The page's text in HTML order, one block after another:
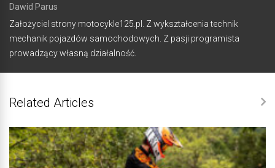
Dawid Parus
Założyciel strony motocykle125.pl. Z wykształcenia technik
mechanik pojazdów samochodowych. Z pasji programista
prowadzący własną działalność.
Related Articles